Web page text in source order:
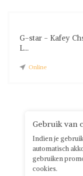
G-star - Kafey
L...
Online
Gebruik van
Indien je
automatisch
gebruiken
cookies.